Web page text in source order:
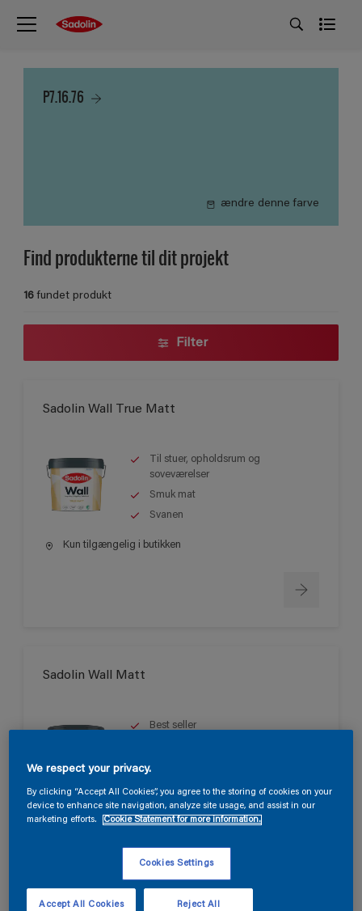
P7.16.76
ændre denne farve
Find produkterne til dit projekt
16fundet produkt
Filter
Sadolin Wall True Matt
Til stuer, opholdsrum og
soveværelser
Smuk mat
Svanen
Kun tilgængelig i butikken
Sadolin Wall Matt
Best seller
Kun tilgængelig i butikken
We respect your privacy.
By clicking “Accept All Cookies”, you agree to the storing of cookies on your
device to enhance site navigation, analyze site usage, and assist in our
marketing efforts.
Cookie Statement for more information.
Cookies Settings
Reject All
Accept All Cookies